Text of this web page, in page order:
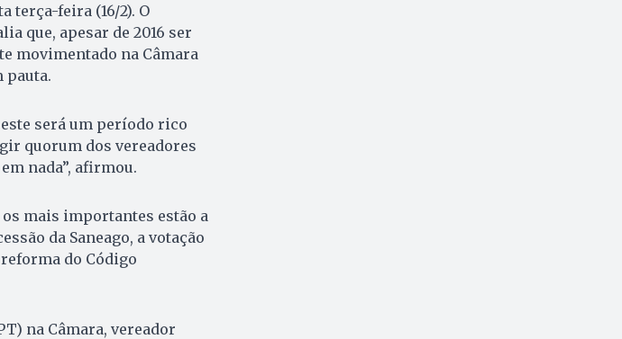
terça-feira (16/2). O
que, apesar de 2016 ser
movimentado na Câmara
pauta.
será um período rico
quorum dos vereadores
nada”, afirmou.
mais importantes estão a
da Saneago, a votação
do Código
na Câmara, vereador